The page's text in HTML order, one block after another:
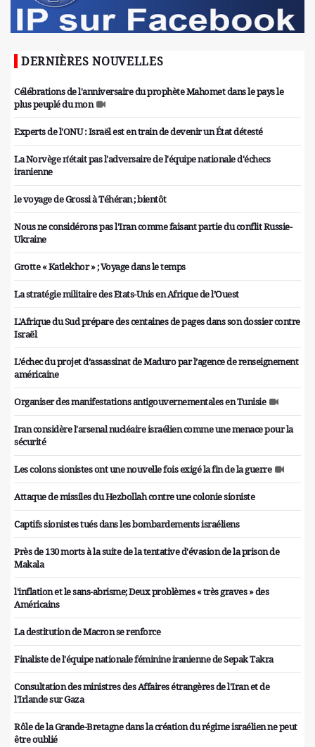
DERNIÈRES NOUVELLES
Célébrations de l'anniversaire du prophète Mahomet dans le pays le
plus peuplé du mon
Experts de l'ONU : Israël est en train de devenir un État détesté
La Norvège n'était pas l'adversaire de l'équipe nationale d'échecs
iranienne
le voyage de Grossi à Téhéran ; bientôt
Nous ne considérons pas l'Iran comme faisant partie du conflit Russie-
Ukraine
Grotte « Katlekhor » ; Voyage dans le temps
La stratégie militaire des Etats-Unis en Afrique de l’Ouest
L'Afrique du Sud prépare des centaines de pages dans son dossier contre
Israël
L’échec du projet d’assassinat de Maduro par l’agence de renseignement
américaine
Organiser des manifestations antigouvernementales en Tunisie
Iran considère l'arsenal nucléaire israélien comme une menace pour la
sécurité
Les colons sionistes ont une nouvelle fois exigé la fin de la guerre
Attaque de missiles du Hezbollah contre une colonie sioniste
Captifs sionistes tués dans les bombardements israéliens
Près de 130 morts à la suite de la tentative d'évasion de la prison de
Makala
l'inflation et le sans-abrisme; Deux problèmes « très graves » des
Américains
La destitution de Macron se renforce
Finaliste de l'équipe nationale féminine iranienne de Sepak Takra
Consultation des ministres des Affaires étrangères de l'Iran et de
l'Irlande sur Gaza
Rôle de la Grande-Bretagne dans la création du régime israélien ne peut
être oublié